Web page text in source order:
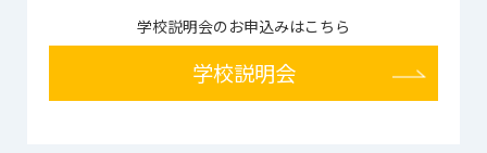
学校説明会のお申込みはこちら
学校説明会